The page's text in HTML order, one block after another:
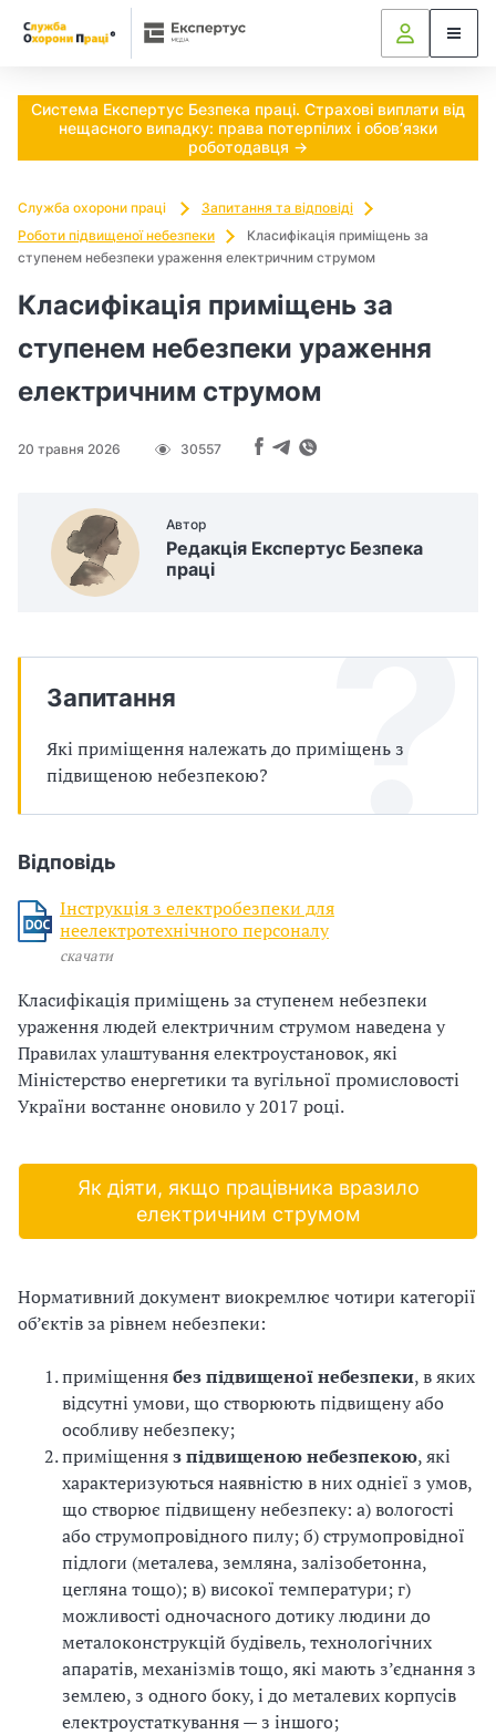
Система Експертус Безпека праці. Страхові виплати від
нещасного випадку: права потерпілих і обов’язки
роботодавця →
Служба охорони праці
Запитання та відповіді
Роботи підвищеної небезпеки
Класифікація приміщень за
ступенем небезпеки ураження електричним струмом
Класифікація приміщень за
ступенем небезпеки ураження
електричним струмом
20 травня 2026 30557
Автор
Редакція Експертус Безпека
праці
Запитання
Які приміщення належать до приміщень з
підвищеною небезпекою?
Відповідь
Інструкція з електробезпеки для
неелектротехнічного персоналу
скачати
Класифікація приміщень за ступенем небезпеки
ураження людей електричним струмом наведена у
Правилах улаштування електроустановок, які
Міністерство енергетики та вугільної промисловості
України востаннє оновило у 2017 році.
Як діяти, якщо працівника вразило
електричним струмом
Нормативний документ виокремлює чотири категорії
об’єктів за рівнем небезпеки:
приміщеннябез підвищеної небезпеки, в яких
відсутні умови, що створюють підвищену або
особливу небезпеку;
приміщенняз підвищеною небезпекою, які
характеризуються наявністю в них однієї з умов,
що створює підвищену небезпеку: а) вологості
або струмопровідного пилу; б) струмопровідної
підлоги (металева, земляна, залізобетонна,
цегляна тощо); в) високої температури; г)
можливості одночасного дотику людини до
металоконструкцій будівель, технологічних
апаратів, механізмів тощо, які мають з’єднання з
землею, з одного боку, і до металевих корпусів
електроустаткування — з іншого;
Ч
о
т
р
в
у
в
а
т
и
С
У
П
л